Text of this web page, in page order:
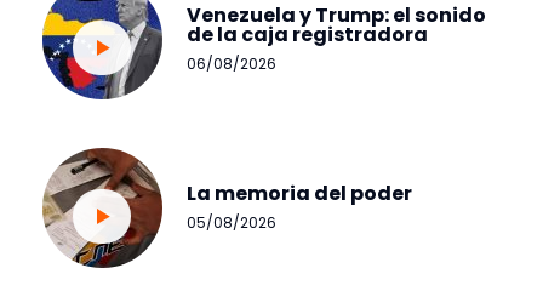
Venezuela y Trump: el sonido
de la caja registradora
06/08/2026
La memoria del poder
05/08/2026